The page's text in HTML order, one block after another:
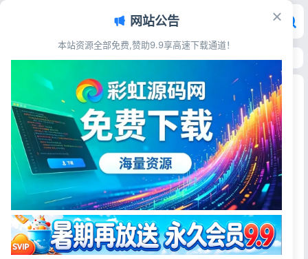
首页>技术教程>网站只收录首页不收录内页怎么办 快速解决方法
网站只收录首页不收录内页怎么办 快速解决方法
彩虹源码网
2026-06-14 37阅读
百度只收录个首页？内页零收录、没流量，痛点根治方案
做SEO的站长，几乎都踩过最崩溃的大坑：网站上线几周甚
至几个月，百度只收录首页，所有文章、详情页、资讯内页
全部零收录。
网站公告
本站资源全部免费,赞助9.9享高速下载通道！